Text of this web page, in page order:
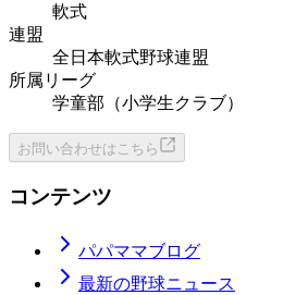
軟式
連盟
全日本軟式野球連盟
所属リーグ
学童部（小学生クラブ）
お問い合わせはこちら
コンテンツ
パパママブログ
最新の野球ニュース